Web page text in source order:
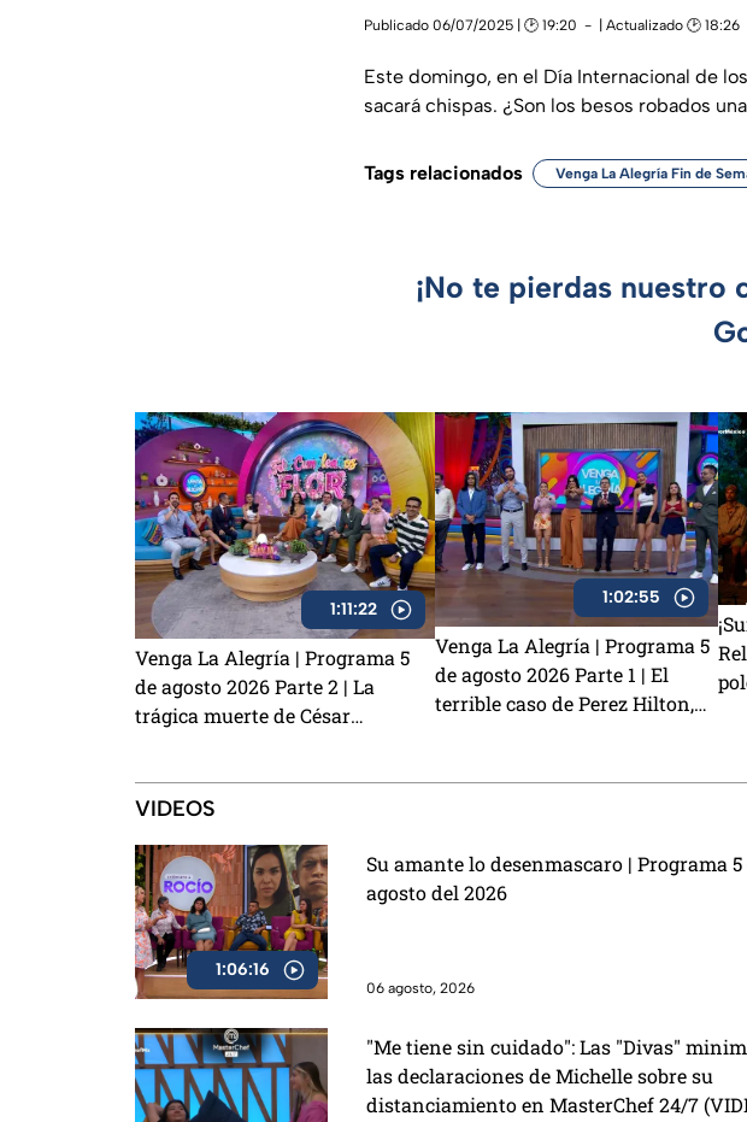
Publicado 06/07/2025 | 🕑 19:20 | Actualizado 🕑 18:26
Este domingo, en el Día Internacional de
sacará chispas. ¿Son los besos robados
Tags relacionados Venga La Alegría Fin de
¡No te pierdas nuestro
1:11:22
Venga La Alegría | Programa 5
de agosto 2026 Parte 2 | La
trágica muerte de César
de La Granja VIP 2
1:02:55
Venga La Alegría | Programa 5
de agosto 2026 Parte 1 | El
terrible caso de Perez Hilton,
de Charlie Zaa
VIDEOS
1:06:16
Su amante lo desenmascaro | Programa 5
agosto del 2026
06 agosto, 2026
"Me tiene sin cuidado": Las "Divas"
las declaraciones de Michelle sobre su
distanciamiento en MasterChef 24/7